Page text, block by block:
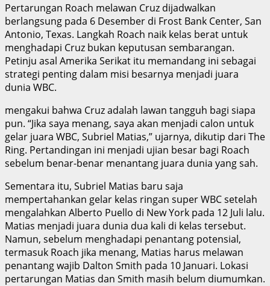
Pertarungan Roach melawan Cruz dijadwalkan
berlangsung pada 6 Desember di Frost Bank Center, San
Antonio, Texas. Langkah Roach naik kelas berat untuk
menghadapi Cruz bukan keputusan sembarangan.
Petinju asal Amerika Serikat itu memandang ini sebagai
strategi penting dalam misi besarnya menjadi juara
dunia WBC.
mengakui bahwa Cruz adalah lawan tangguh bagi siapa
pun. “Jika saya menang, saya akan menjadi calon untuk
gelar juara WBC, Subriel Matias,” ujarnya, dikutip dari The
Ring. Pertandingan ini menjadi ujian besar bagi Roach
sebelum benar-benar menantang juara dunia yang sah.
Sementara itu, Subriel Matias baru saja
mempertahankan gelar kelas ringan super WBC setelah
mengalahkan Alberto Puello di New York pada 12 Juli lalu.
Matias menjadi juara dunia dua kali di kelas tersebut.
Namun, sebelum menghadapi penantang potensial,
termasuk Roach jika menang, Matias harus melawan
penantang wajib Dalton Smith pada 10 Januari. Lokasi
pertarungan Matias dan Smith masih belum diumumkan.